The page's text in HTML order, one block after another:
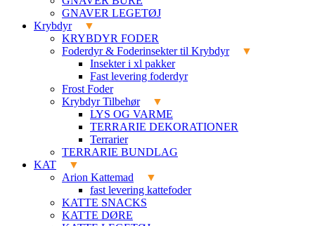
GNAVER LEGETØJ
Krybdyr
KRYBDYR FODER
Foderdyr & Foderinsekter til Krybdyr
Insekter i xl pakker
Fast levering foderdyr
Frost Foder
Krybdyr Tilbehør
LYS OG VARME
TERRARIE DEKORATIONER
Terrarier
TERRARIE BUNDLAG
KAT
Arion Kattemad
fast levering kattefoder
KATTE SNACKS
KATTE DØRE